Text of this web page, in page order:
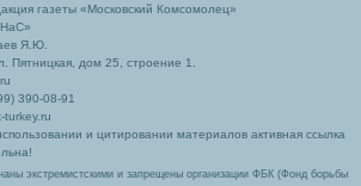
газеты «Московский Комсомолец»
Я.Ю.
Пятницкая, дом 25, строение 1.
390-08-91
и цитировании материалов активная ссылка
экстремистскими и запрещены организации ФБК (Фонд борьбы